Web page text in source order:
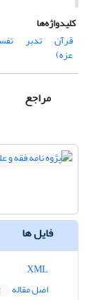
کلیدواژه‌ها
قرآن
تدبر
عزه)
مراجع
فایل ها
اصل مقاله